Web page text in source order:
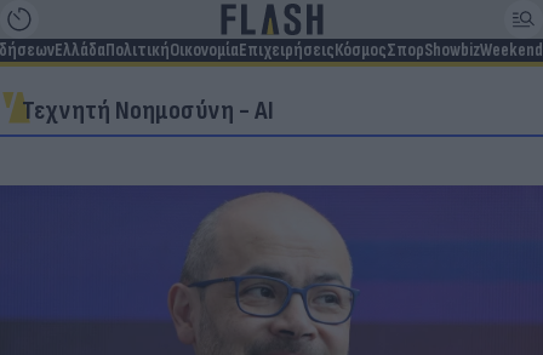
ΕλλάδαΠολιτικήΟικονομίαΕπιχειρήσειςΚόσμοςΣπορShowbizWeekend
Τεχνητή Νοημοσύνη - AI